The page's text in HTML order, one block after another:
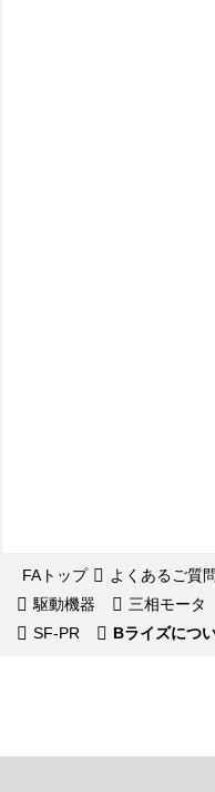
FAトップ よくあるご質
駆動機器
三相モータ
SF-PR
Bライズにつ